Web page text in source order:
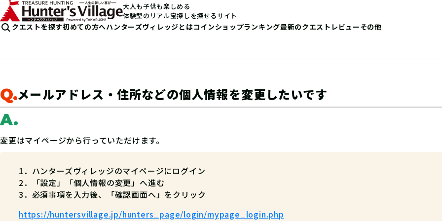
大人も子供も楽しめる
体験型のリアル宝探しを探せるサイト
クエストを探す初めての方へハンターズヴィレッジとはコインショップランキング最新のクエストレビューその他
Q.メールアドレス・住所などの個人情報を変更したいです
A.
変更はマイページから行っていただけます。
ハンターズヴィレッジのマイページにログイン
「設定」「個人情報の変更」へ進む
必須事項を入力後、「確認画面へ」をクリック
https://huntersvillage.jp/hunters_page/login/mypage_login.php